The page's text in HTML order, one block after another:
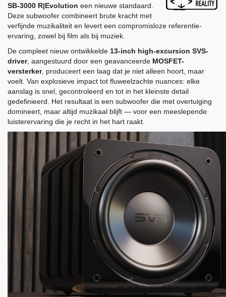
SB-3000 R|Evolution een nieuwe standaard.
Deze subwoofer combineert brute kracht met
verfijnde muzikaliteit en levert een compromisloze referentie-
ervaring, zowel bij film als bij muziek.
De compleet nieuw ontwikkelde 13-inch high-excursion SVS-
driver, aangestuurd door een geavanceerde MOSFET-
versterker, produceert een laag dat je niet alleen hoort, maar
voelt. Van explosieve impact tot fluweelzachte nuances: elke
aanslag is snel, gecontroleerd en tot in het kleinste detail
gedefinieerd. Het resultaat is een subwoofer die met overtuiging
domineert, maar altijd muzikaal blijft — voor een meeslepende
luisterervaring die je recht in het hart raakt.